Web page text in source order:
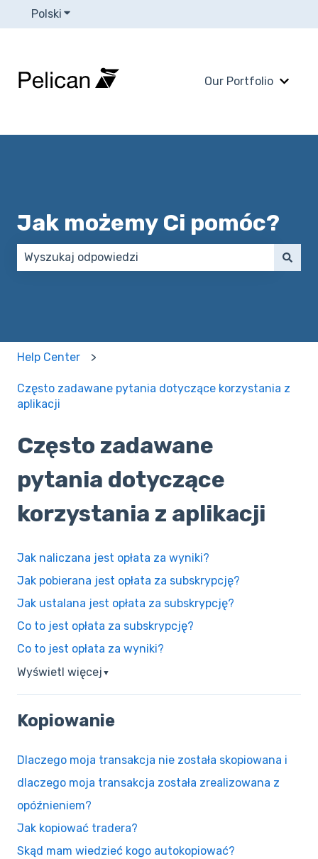
Polski Pokaż podmenu do tłumaczenia
Our Portfolio
Jak możemy Ci pomóc?
Help Center
Często zadawane pytania dotyczące korzystania z
aplikacji
Często zadawane
pytania dotyczące
korzystania z aplikacji
Jak naliczana jest opłata za wyniki?
Jak pobierana jest opłata za subskrypcję?
Jak ustalana jest opłata za subskrypcję?
Co to jest opłata za subskrypcję?
Co to jest opłata za wyniki?
Wyświetl więcej ▼
Kopiowanie
Dlaczego moja transakcja nie została skopiowana i
dlaczego moja transakcja została zrealizowana z
opóźnieniem?
Jak kopiować tradera?
Skąd mam wiedzieć kogo autokopiować?